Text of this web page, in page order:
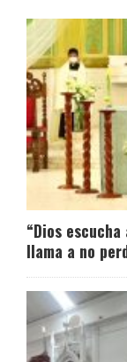
“Dios
llama a no